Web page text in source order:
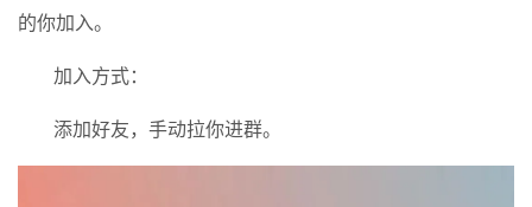
的你加入。
加入方式：
添加好友，手动拉你进群。